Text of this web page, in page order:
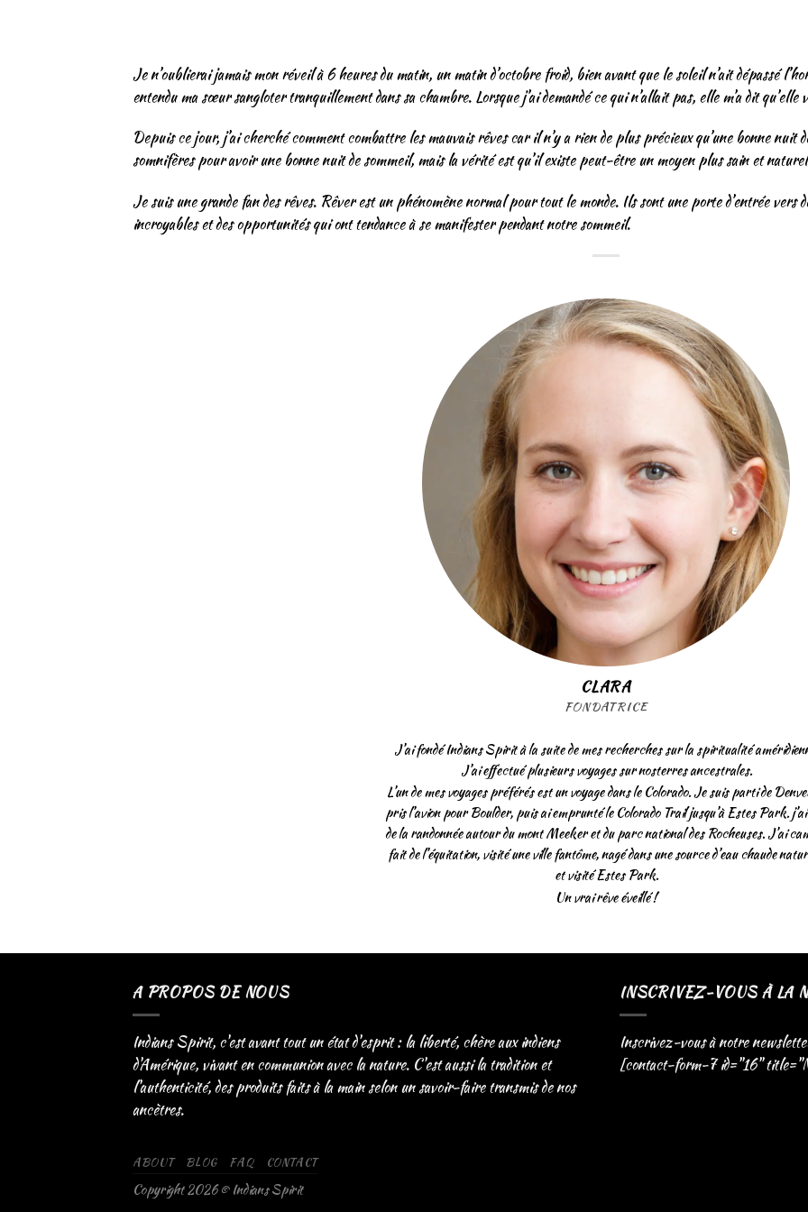
Je n’oublierai jamais mon réveil à 6 heures du matin, un matin d’octobre froid, bien avant que le soleil n’ait dépassé
entendu ma sœur sangloter tranquillement dans sa chambre. Lorsque j’ai demandé ce qui n’allait pas, elle m’a dit
Depuis ce jour, j’ai cherché comment combattre les mauvais rêves car il n’y a rien de plus précieux qu’une bonne nuit
somnifères pour avoir une bonne nuit de sommeil, mais la vérité est qu’il existe peut-être un moyen plus sain et
Je suis une grande fan des rêves. Rêver est un phénomène normal pour tout le monde. Ils sont une porte d’entrée vers
incroyables et des opportunités qui ont tendance à se manifester pendant notre sommeil.
CLARA
FONDATRICE
J’ai fondé Indians Spirit à la suite de mes recherches sur la spiritualité
J’ai effectué plusieurs voyages sur nosterres ancestrales.
L’un de mes voyages préférés est un voyage dans le Colorado. Je suis parti de
pris l’avion pour Boulder, puis ai emprunté le Colorado Trail jusqu’à Estes Park.
de la randonnée autour du mont Meeker et du parc national des Rocheuses. J’ai
fait de l’équitation, visité une ville fantôme, nagé dans une source d’eau chaude
et visité Estes Park.
Un vrai rêve éveillé !
A PROPOS DE NOUS
Indians Spirit, c'est avant tout un état d'esprit : la liberté, chère aux indiens
d'Amérique, vivant en communion avec la nature. C'est aussi la tradition et
l'authenticité, des produits faits à la main selon un savoir-faire transmis de nos
ancètres.
INSCRIVEZ-VOUS À LA
Inscrivez-vous à notre
[contact-form-7 id="16"
ABOUT BLOG FAQ CONTACT
Copyright 2026 © Indians Spirit